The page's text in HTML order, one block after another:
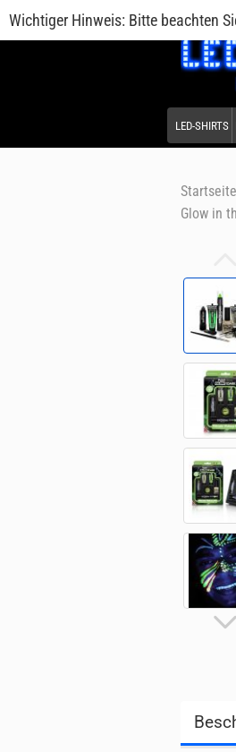
Wichtiger Hinweis: Bitte beachten
LED-SHIRTS
Startseite
Glow in